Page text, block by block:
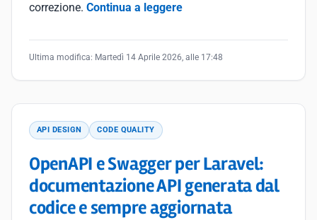
correzione. Continua a leggere
Ultima modifica: Martedì 14 Aprile 2026, alle 17:48
API DESIGN CODE QUALITY
OpenAPI e Swagger per Laravel:
documentazione API generata dal
codice e sempre aggiornata